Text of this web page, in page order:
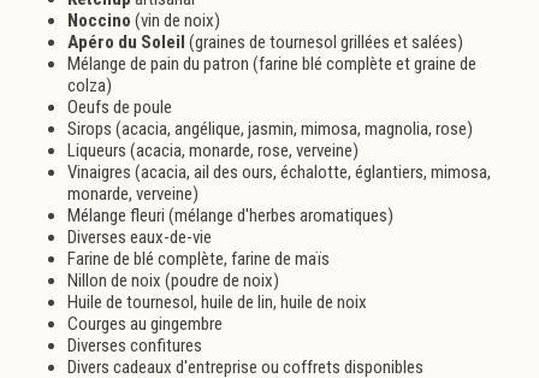
Noccino (vin de noix)
Apéro du Soleil (graines de tournesol grillées et salées)
Mélange de pain du patron (farine blé complète et graine de
colza)
Oeufs de poule
Sirops (acacia, angélique, jasmin, mimosa, magnolia, rose)
Liqueurs (acacia, monarde, rose, verveine)
Vinaigres (acacia, ail des ours, échalotte, églantiers, mimosa,
monarde, verveine)
Mélange fleuri (mélange d'herbes aromatiques)
Diverses eaux-de-vie
Farine de blé complète, farine de maïs
Nillon de noix (poudre de noix)
Huile de tournesol, huile de lin, huile de noix
Courges au gingembre
Diverses confitures
Divers cadeaux d'entreprise ou coffrets disponibles